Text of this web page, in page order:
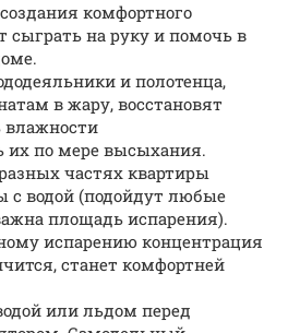
комфортного
на руку и помочь в
и полотенца,
в жару, восстановят
влажности
их по мере высыхания.
частях квартиры
с водой (подойдут любые
площадь испарения).
испарению концентрация
станет комфортней
или льдом перед